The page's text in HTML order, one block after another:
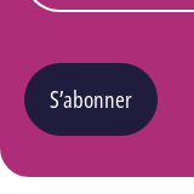
S’abonner